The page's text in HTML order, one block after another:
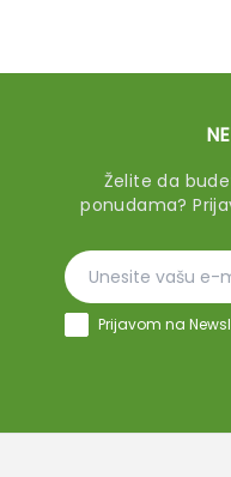
Želite da
ponudama?
Prijavom na